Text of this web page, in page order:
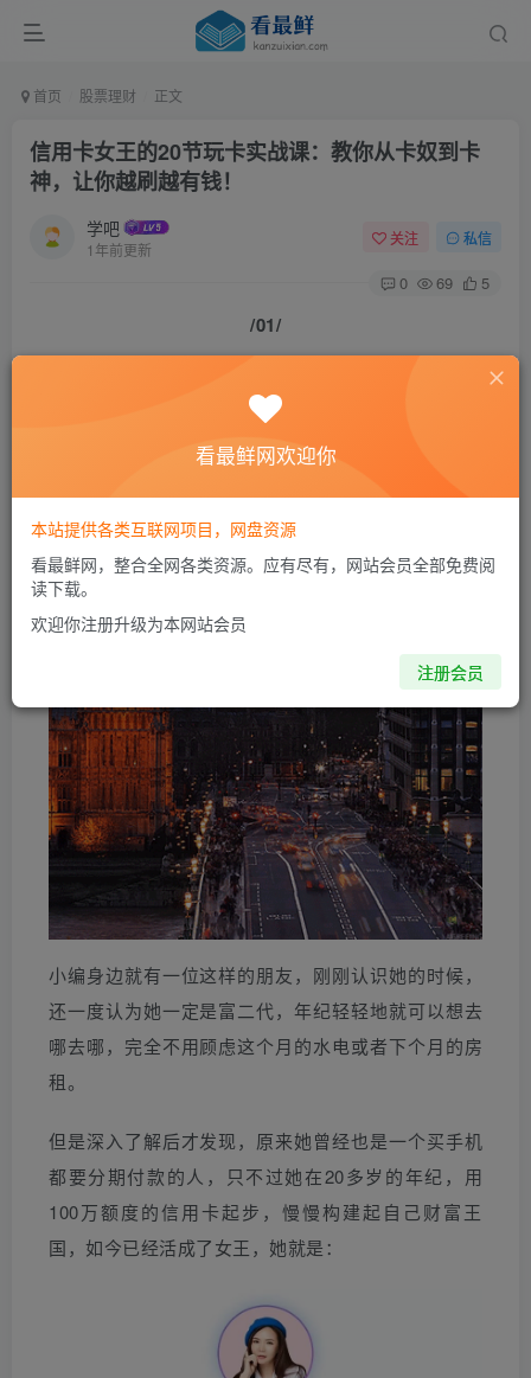
首页 股票理财 正文
信用卡女王的20节玩卡实战课：教你从卡奴到卡
神，让你越刷越有钱！
学吧
1年前更新
关注 私信
0 69 5
/01/
富士山的樱花、芬兰的北极光、大堡礁的海、迪拜的
出行都是头等舱，有专车接送，候机是在贵宾厅；
晚上站在香格里拉套房的落地窗前，看着窗外的车水
马龙……
小编身边就有一位这样的朋友，刚刚认识她的时候，
还一度认为她一定是富二代，年纪轻轻地就可以想去
哪去哪，完全不用顾虑这个月的水电或者下个月的房
租。
但是深入了解后才发现，原来她曾经也是一个买手机
都要分期付款的人，只不过她在20多岁的年纪，用
100万额度的信用卡起步，慢慢构建起自己财富王
国，如今已经活成了女王，她就是：
看最鲜网欢迎你
本站提供各类互联网项目，网盘资源
看最鲜网，整合全网各类资源。应有尽有，网站会员全部免费阅
读下载。
欢迎你注册升级为本网站会员
注册会员